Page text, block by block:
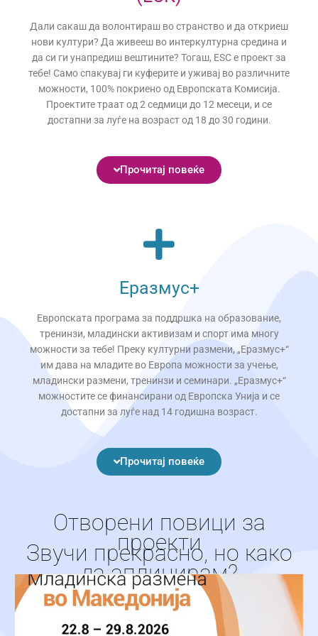
Дали сакаш да волонтираш во странство и да откриеш
нови култури? Да живееш во интеркултурна средина и
да си ги унапредиш вештините? Тогаш, ESC е проект за
тебе! Само спакувај ги куферите и уживај во различните
можности, 100% покриено од Европската Комисија.
Проектите траат од 2 седмици до 12 месеци, и се
достапни за луѓе на возраст од 18 до 30 години.
Прочитај повеќе
Еразмус+
Европската програма за поддршка на образование,
тренинзи, младински активизам и спорт има многу
можности за тебе! Преку културни размени, „Еразмус+“
им дава на младите во Европа можности за учење,
младински размени, тренинзи и семинари. „Еразмус+“
можностите се финансирани од Европска Унија и се
достапни за луѓе над 14 годишна возраст.
Прочитај повеќе
Звучи прекрасно, но како
да аплицирам?
Отворени повици за
проекти